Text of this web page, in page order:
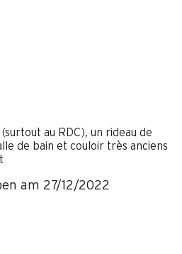
au RDC), un rideau de
de bain et couloir très anciens
am 27/12/2022